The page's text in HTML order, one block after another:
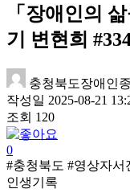
「장애인의
기 변현희 #334
충청북도장애인
작성일 2025-08-21
조회 120
0
#충청북도 #영상자
인생기록